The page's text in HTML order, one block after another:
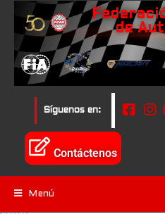
de
Síguenos en:
Contáctenos
Menú